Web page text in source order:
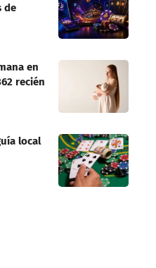
de
en
recién
local